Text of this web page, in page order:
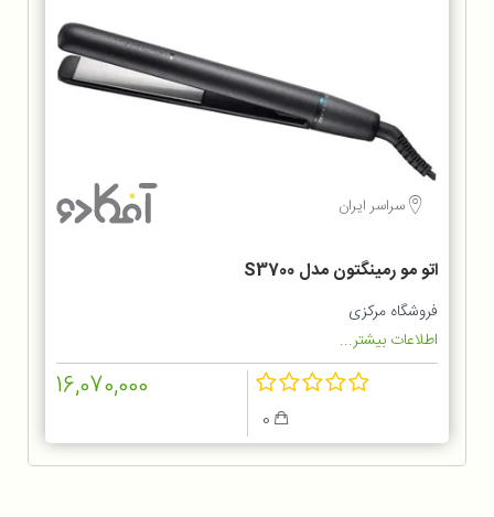
سراسر ایران
اتو مو رمینگتون مدل S3700
فروشگاه مرکزی
اطلاعات بیشتر...
16,070,000